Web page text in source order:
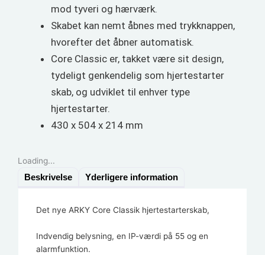
mod tyveri og hærværk.
Skabet kan nemt åbnes med trykknappen,
hvorefter det åbner automatisk.
Core Classic er, takket være sit design,
tydeligt genkendelig som hjertestarter
skab, og udviklet til enhver type
hjertestarter.
430 x 504 x 214 mm
Loading...
Beskrivelse Yderligere information
Det nye ARKY Core Classik hjertestarterskab,
Indvendig belysning, en IP-værdi på 55 og en
alarmfunktion.